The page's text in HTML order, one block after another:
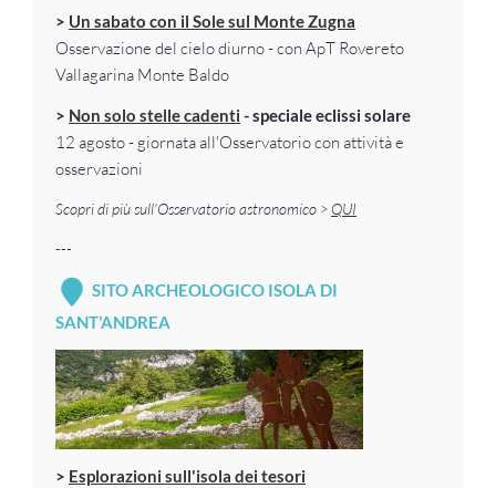
> Un sabato con il Sole sul Monte Zugna
Osservazione del cielo diurno - con ApT Rovereto
Vallagarina Monte Baldo
> Non solo stelle cadenti - speciale eclissi solare
12 agosto - giornata all'Osservatorio con attività e
osservazioni
Scopri di più sull'Osservatorio astronomico > QUI
---
SITO ARCHEOLOGICO ISOLA DI
SANT’ANDREA
> Esplorazioni sull'isola dei tesori